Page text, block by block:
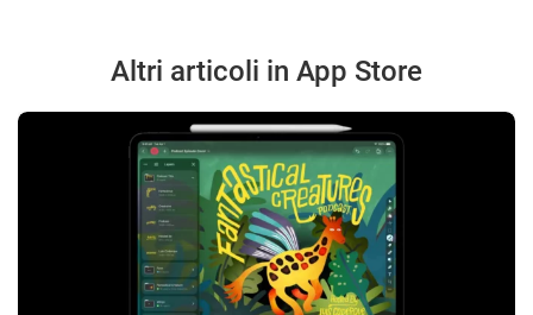
Altri articoli in App Store